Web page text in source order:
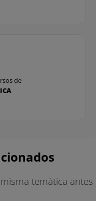
de
temática antes